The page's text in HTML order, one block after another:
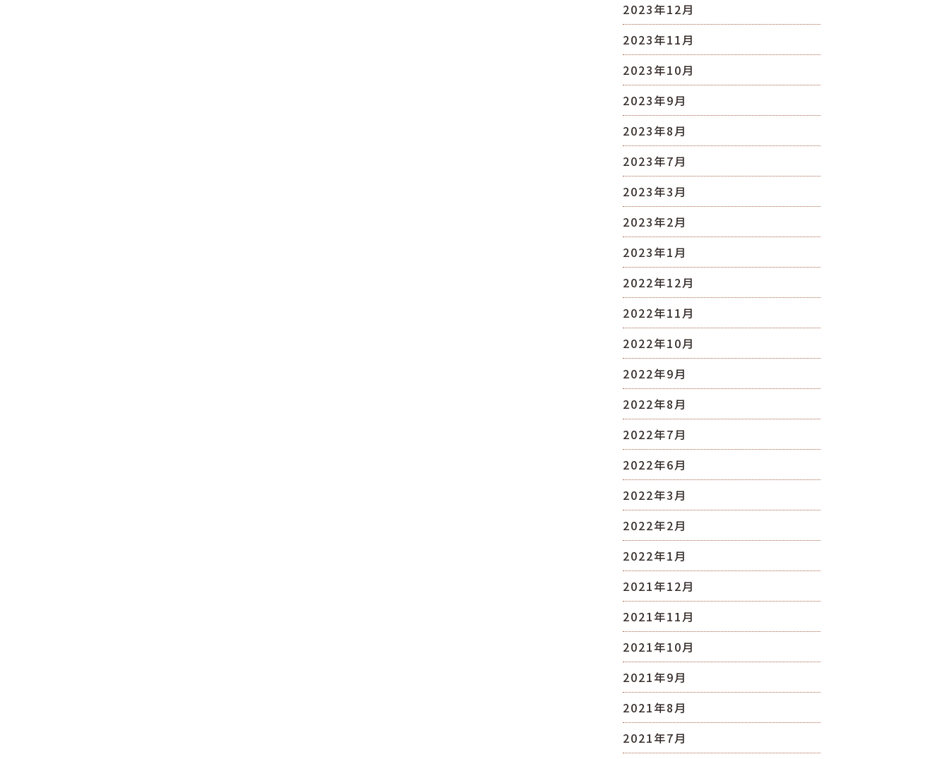
2023年12月
2023年11月
2023年10月
2023年9月
2023年8月
2023年7月
2023年3月
2023年2月
2023年1月
2022年12月
2022年11月
2022年10月
2022年9月
2022年8月
2022年7月
2022年6月
2022年3月
2022年2月
2022年1月
2021年12月
2021年11月
2021年10月
2021年9月
2021年8月
2021年7月